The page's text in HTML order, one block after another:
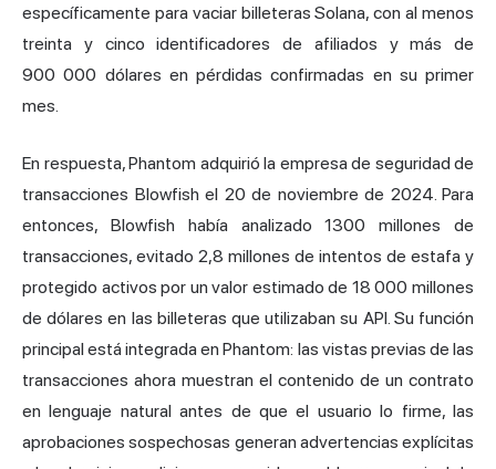
específicamente para vaciar billeteras Solana, con al menos
treinta y cinco identificadores de afiliados y más de
900 000 dólares en pérdidas confirmadas en su primer
mes.
En respuesta, Phantom adquirió la empresa de seguridad de
transacciones Blowfish el 20 de noviembre de 2024. Para
entonces, Blowfish había analizado 1300 millones de
transacciones, evitado 2,8 millones de intentos de estafa y
protegido activos por un valor estimado de 18 000 millones
de dólares en las billeteras que utilizaban su API. Su función
principal está integrada en Phantom: las vistas previas de las
transacciones ahora muestran el contenido de un contrato
en lenguaje natural antes de que el usuario lo firme, las
aprobaciones sospechosas generan advertencias explícitas